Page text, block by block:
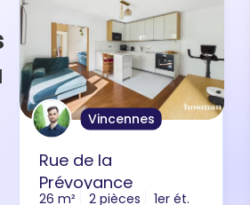
Vincennes
Rue de la
Prévoyance
26 m² 2 pièces 1er ét.